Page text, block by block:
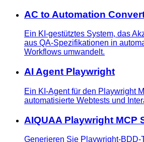
AC to Automation
Ein KI-gestütztes System, das
aus QA-Spezifikationen in
Workflows umwandelt.
AI Agent Playwright
Ein KI-Agent für den Playwright
automatisierte Webtests und
AIQUAA Playwright MCP
Generieren Sie Playwright-BDD-